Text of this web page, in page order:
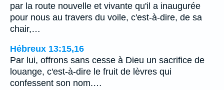
par la route nouvelle et vivante qu'il a inaugurée
pour nous au travers du voile, c'est-à-dire, de sa
chair,…
Hébreux 13:15,16
Par lui, offrons sans cesse à Dieu un sacrifice de
louange, c'est-à-dire le fruit de lèvres qui
confessent son nom.…